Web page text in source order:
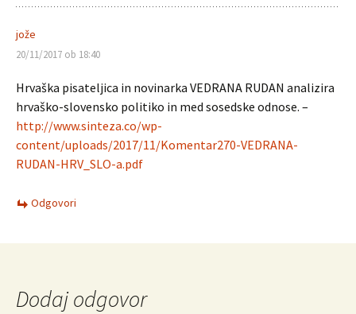
jože
20/11/2017 ob 18:40
Hrvaška pisateljica in novinarka VEDRANA RUDAN analizira
hrvaško-slovensko politiko in med sosedske odnose. –
http://www.sinteza.co/wp-
content/uploads/2017/11/Komentar270-VEDRANA-
RUDAN-HRV_SLO-a.pdf
Odgovori
Dodaj odgovor